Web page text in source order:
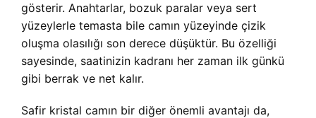
gösterir. Anahtarlar, bozuk paralar veya sert
yüzeylerle temasta bile camın yüzeyinde çizik
oluşma olasılığı son derece düşüktür. Bu özelliği
sayesinde, saatinizin kadranı her zaman ilk günkü
gibi berrak ve net kalır.
Safir kristal camın bir diğer önemli avantajı da,